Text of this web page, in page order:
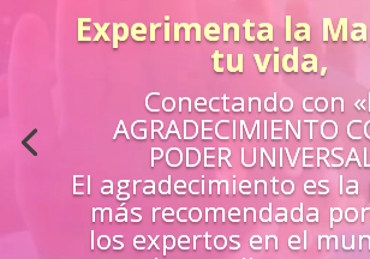
¿Sientes que no
preparado para los
vida?
Aprende«EN VIVO» de
guías y
maestros y superarte en
áreas de tu